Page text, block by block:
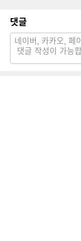
댓글